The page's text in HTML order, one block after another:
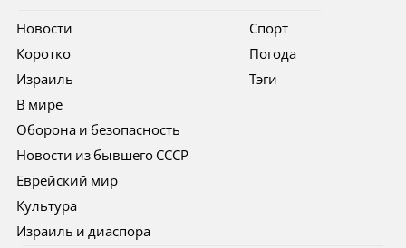
Новости
Коротко
Израиль
В мире
Оборона и безопасность
Новости из бывшего СССР
Еврейский мир
Культура
Израиль и диаспора
Спорт
Погода
Тэги